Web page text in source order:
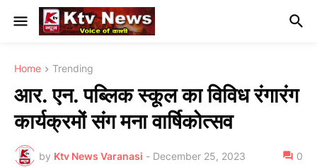
Home Trending
आर. एन. पब्लिक स्कूल का विविध रंगारंग
कार्यक्रमों संग मना वार्षिकोत्सव
by Ktv News Varanasi - December 25, 2023 0